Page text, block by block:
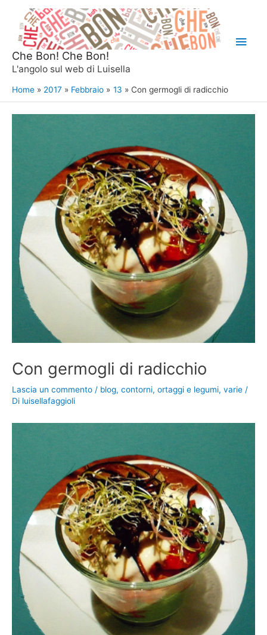
contenuto
Che Bon! Che Bon!
L'angolo sul web di Luisella
Home 2017 Febbraio 13 Con germogli di radicchio
Con germogli di radicchio
Lascia un commento / blog, contorni, ortaggi e legumi, varie /
Di luisellafaggioli